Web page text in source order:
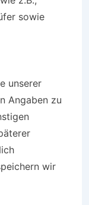
sowie
unserer
Angaben zu
wir